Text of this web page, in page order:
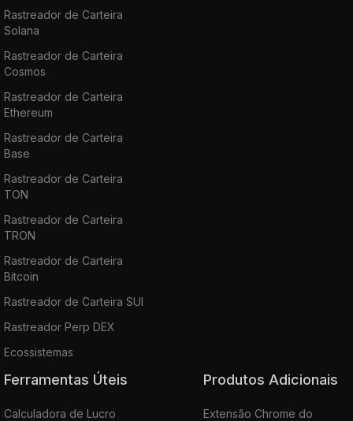
Rastreador de Carteira
Solana
Rastreador de Carteira
Cosmos
Rastreador de Carteira
Ethereum
Rastreador de Carteira
Base
Rastreador de Carteira
TON
Rastreador de Carteira
TRON
Rastreador de Carteira
Bitcoin
Rastreador de Carteira SUI
Rastreador Perp DEX
Ecossistemas
Ferramentas Úteis
Calculadora de Lucro
Produtos Adicionais
Extensão Chrome do